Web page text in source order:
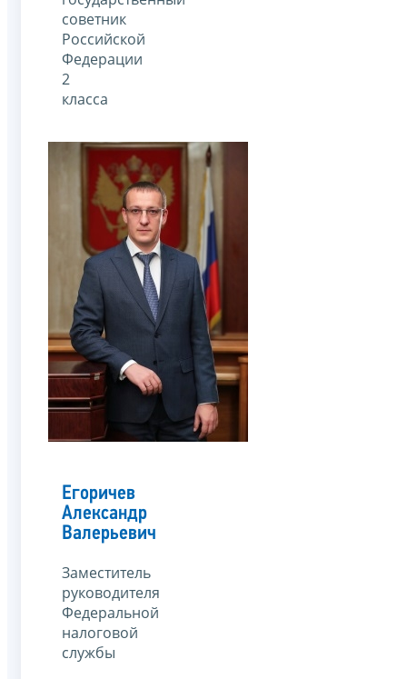
советник
Российской
Федерации
2
класса
Егоричев
Александр
Валерьевич
Заместитель
руководителя
Федеральной
налоговой
службы